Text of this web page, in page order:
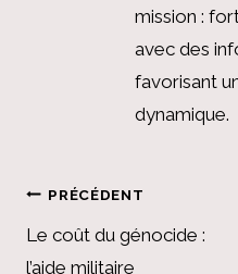
mission :
avec des
favorisant
dynamique.
Navigation
de
PRÉCÉDENT
Le coût du génocide :
l’aide militaire